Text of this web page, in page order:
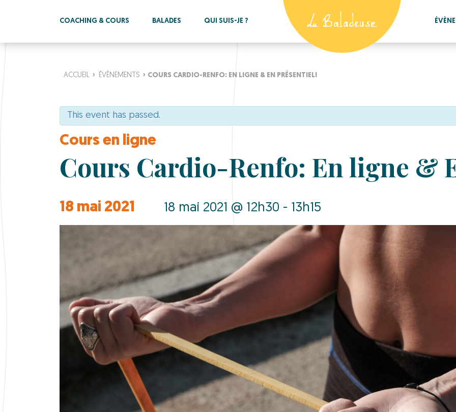
COACHING & COURS BALADES QUI SUIS-JE ?
ACCUEIL › ÉVÈNEMENTS › COURS CARDIO-RENFO: EN LIGNE & EN PRÉSENTIEL!
This event has passed.
Cours en ligne
Cours Cardio-Renfo: En ligne &
18 mai 2021 18 mai 2021 @ 12h30 - 13h15